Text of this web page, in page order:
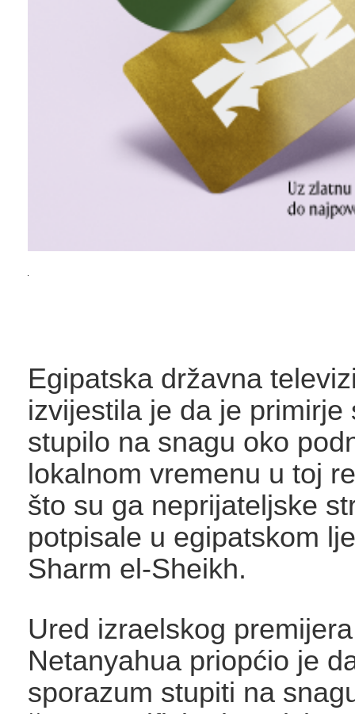
Egipatska državna
izvijestila je da je primirje
stupilo na snagu oko
lokalnom vremenu u toj
što su ga neprijateljske
potpisale u egipatskom
Sharm el-Sheikh.
Ured izraelskog
Netanyahua priopćio je
sporazum stupiti na